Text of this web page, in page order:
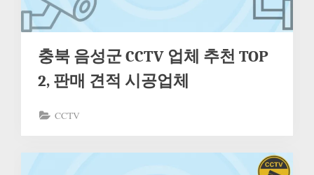
충북 음성군 CCTV 업체 추천 TOP
2, 판매 견적 시공업체
CCTV